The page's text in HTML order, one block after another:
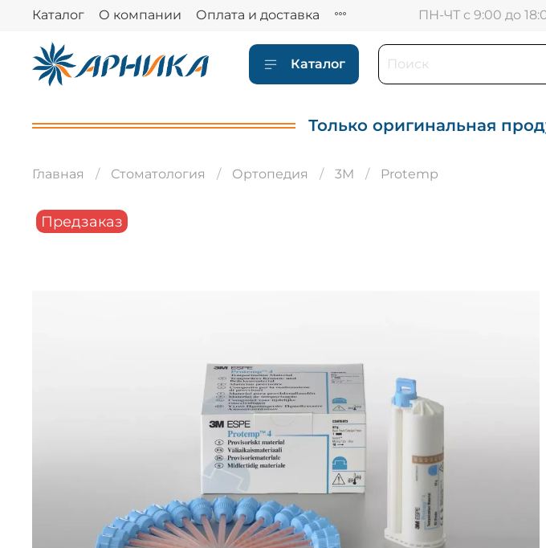
Каталог О компании Оплата и доставка ПН-ЧТ с 9:00 до
Каталог
Только оригинальная
Главная Стоматология Ортопедия 3M Protemp
Предзаказ